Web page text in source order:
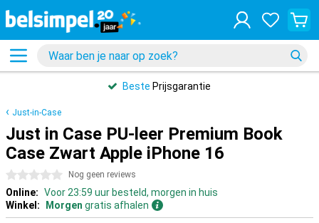
Beste Prijsgarantie
Just-in-Case
Just in Case PU-leer Premium Book
Case Zwart Apple iPhone 16
0 sterren Nog geen reviews
Online: Voor 23:59 uur besteld, morgen in huis
Winkel:
Morgen gratis afhalen